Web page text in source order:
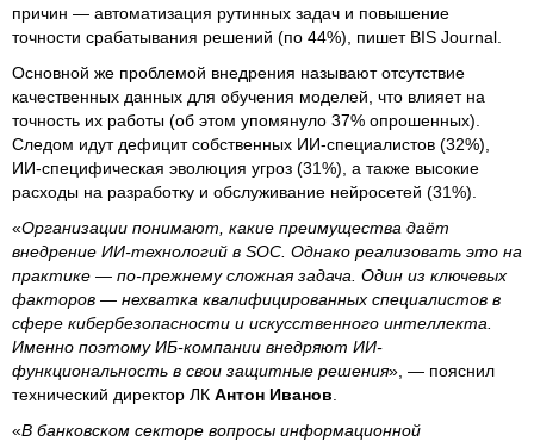
причин — автоматизация рутинных задач и повышение
точности срабатывания решений (по 44%), пишет BIS Journal.
Основной же проблемой внедрения называют отсутствие
качественных данных для обучения моделей, что влияет на
точность их работы (об этом упомянуло 37% опрошенных).
Следом идут дефицит собственных ИИ-специалистов (32%),
ИИ-специфическая эволюция угроз (31%), а также высокие
расходы на разработку и обслуживание нейросетей (31%).
«Организации понимают, какие преимущества даёт
внедрение ИИ-технологий в SOC. Однако реализовать это на
практике — по-прежнему сложная задача. Один из ключевых
факторов — нехватка квалифицированных специалистов в
сфере кибербезопасности и искусственного интеллекта.
Именно поэтому ИБ-компании внедряют ИИ-
функциональность в свои защитные решения», — пояснил
технический директор ЛК Антон Иванов
«В банковском секторе вопросы информационной